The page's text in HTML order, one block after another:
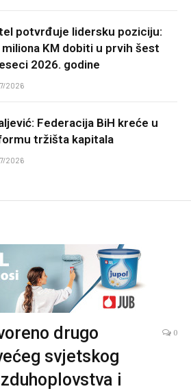
potvrđuje lidersku poziciju:
miliona KM dobiti u prvih šest
2026. godine
2026
Federacija BiH kreće u
tržišta kapitala
2026
drugo
svjetskog
i
0